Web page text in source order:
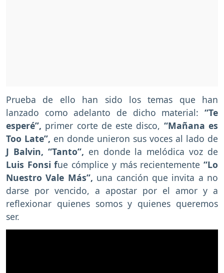
Prueba de ello han sido los temas que han
lanzado como adelanto de dicho material: “Te
esperé”, primer corte de este disco, “Mañana es
Too Late”, en donde unieron sus voces al lado de
J Balvin, “Tanto”, en donde la melódica voz de
Luis Fonsi fue cómplice y más recientemente“Lo
Nuestro Vale Más”, una canción que invita a no
darse por vencido, a apostar por el amor y a
reflexionar quienes somos y quienes queremos
ser.